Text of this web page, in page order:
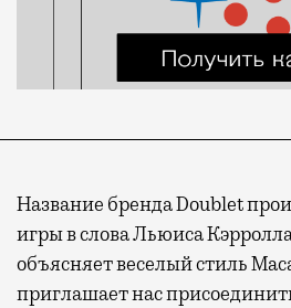
Название бренда Doublet
игры в слова Льюиса
объясняет веселый стиль
приглашает нас